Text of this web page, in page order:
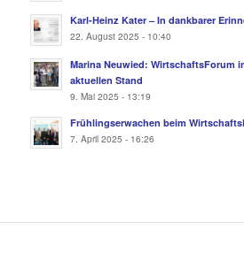
Karl-Heinz Kater – In dankbarer
22. August 2025 - 10:40
Marina Neuwied: WirtschaftsForum
aktuellen Stand
9. Mai 2025 - 13:19
Frühlingserwachen beim
7. April 2025 - 16:26